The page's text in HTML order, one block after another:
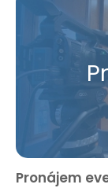
Pronájem